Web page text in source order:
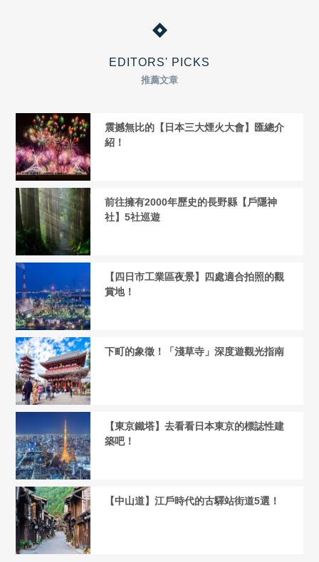
EDITORS' PICKS
推薦文章
震撼無比的【日本三大煙火大會】匯總介
紹！
前往擁有2000年歷史的長野縣【戶隱神
社】5社巡遊
【四日市工業區夜景】四處適合拍照的觀
賞地！
下町的象徵！「淺草寺」深度遊觀光指南
【東京鐵塔】去看看日本東京的標誌性建
築吧！
【中山道】江戶時代的古驛站街道5選！